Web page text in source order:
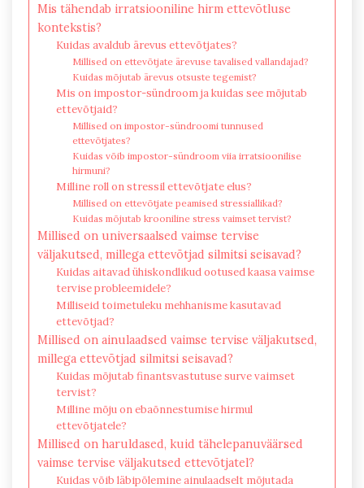
Mis tähendab irratsiooniline hirm ettevõtluse
kontekstis?
Kuidas avaldub ärevus ettevõtjates?
Millised on ettevõtjate ärevuse tavalised vallandajad?
Kuidas mõjutab ärevus otsuste tegemist?
Mis on impostor-sündroom ja kuidas see mõjutab
ettevõtjaid?
Millised on impostor-sündroomi tunnused
ettevõtjates?
Kuidas võib impostor-sündroom viia irratsioonilise
hirmuni?
Milline roll on stressil ettevõtjate elus?
Millised on ettevõtjate peamised stressiallikad?
Kuidas mõjutab krooniline stress vaimset tervist?
Millised on universaalsed vaimse tervise
väljakutsed, millega ettevõtjad silmitsi seisavad?
Kuidas aitavad ühiskondlikud ootused kaasa vaimse
tervise probleemidele?
Milliseid toimetuleku mehhanisme kasutavad
ettevõtjad?
Millised on ainulaadsed vaimse tervise väljakutsed,
millega ettevõtjad silmitsi seisavad?
Kuidas mõjutab finantsvastutuse surve vaimset
tervist?
Milline mõju on ebaõnnestumise hirmul
ettevõtjatele?
Millised on haruldased, kuid tähelepanuväärsed
vaimse tervise väljakutsed ettevõtjatel?
Kuidas võib läbipõlemine ainulaadselt mõjutada